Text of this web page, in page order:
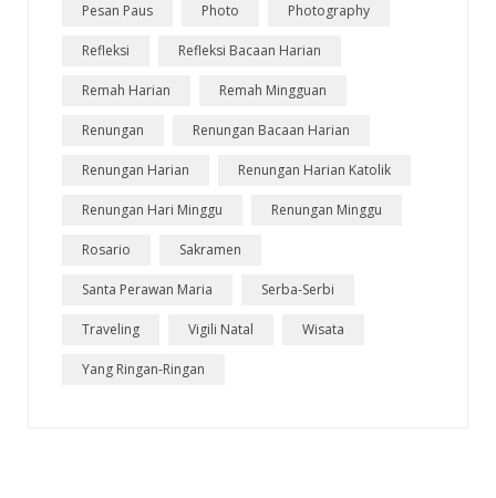
Pesan Paus Photo Photography
Refleksi Refleksi Bacaan Harian
Remah Harian Remah Mingguan
Renungan Renungan Bacaan Harian
Renungan Harian Renungan Harian Katolik
Renungan Hari Minggu Renungan Minggu
Rosario Sakramen
Santa Perawan Maria Serba-Serbi
Traveling Vigili Natal Wisata
Yang Ringan-Ringan